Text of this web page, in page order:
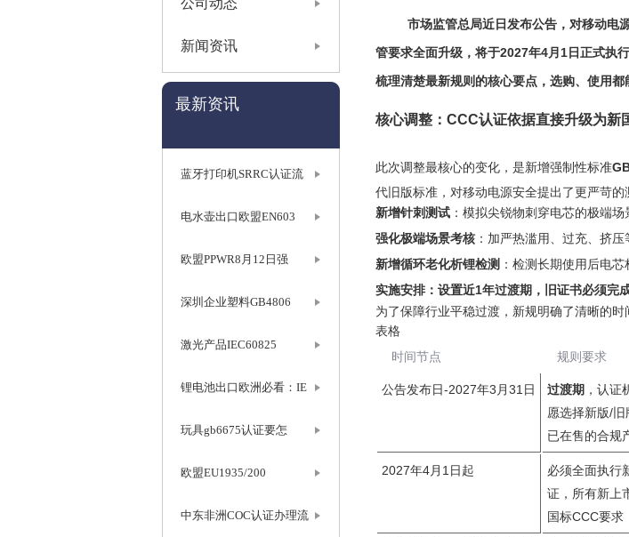
公司动态
新闻资讯
最新资讯
蓝牙打印机SRRC认证流
电水壶出口欧盟EN603
欧盟PPWR8月12日强
深圳企业塑料GB4806
激光产品IEC60825
锂电池出口欧洲必看：IE
玩具gb6675认证要怎
欧盟EU1935/200
中东非洲COC认证办理流
市场监管总局近日发布公告，对移动电源
管要求全面升级，将于2027年4月1日正式执
梳理清楚最新规则的核心要点，选购、使用都
核心调整：CCC认证依据直接升级为新
此次调整最核心的变化，是新增强制性标准‌
代旧版标准，对移动电源安全提出了更严苛的
新增针刺测试 ：模拟尖锐物刺穿电芯的极端
强化极端场景考核 ：加严热滥用、过充、挤
新增循环老化析锂检测 ：检测长期使用后电
实施安排：设置近1年过渡期，旧证书必须完
为了保障行业平稳过渡，新规明确了清晰的时
表格
时间节点
规则要求
公告发布日-2027年3月31日 过渡期 ，认证
愿选择新版/旧
已在售的合规
2027年4月1日起
必须全面执行
证，所有新上
国标CCC要求